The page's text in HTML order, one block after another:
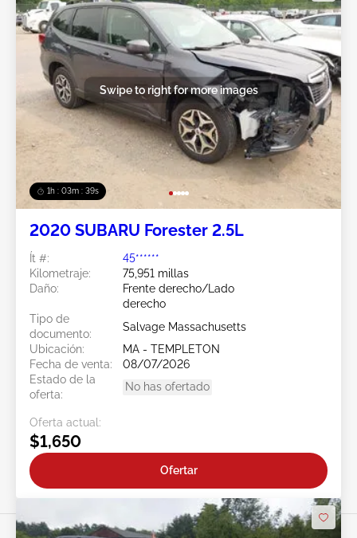
1h : 03m : 37s
Swipe to right for more images
2020 SUBARU Forester 2.5L
Ít #:
45******
Kilometraje:
75,951 millas
Daño:
Frente derecho/Lado
derecho
Tipo de
documento:
Salvage Massachusetts
Ubicación:
MA - TEMPLETON
Fecha de venta:
08/07/2026
Estado de la
oferta:
No has ofertado
Oferta actual:
$1,650
Ofertar